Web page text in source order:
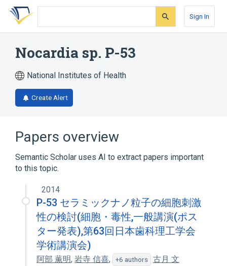
Skip
search
Skip
Skip
account
Sign In
Nocardia sp. P-53
National Institutes of Health
Create Alert
Papers overview
Semantic Scholar uses AI to extract papers important
to this topic.
2014
P-53 セラミックナノ粒子の細胞刺激
性の検討(細胞・毒性,一般講演(ポス
ター発表),第63回日本歯科理工学会
学術講演会)
阿部 薫明, 岩寺 信喜, +6 authors
古月 文